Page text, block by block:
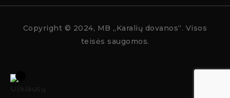
Copyright © 2024, MB „Karalių dovanos“. Visos
teisės saugomos.